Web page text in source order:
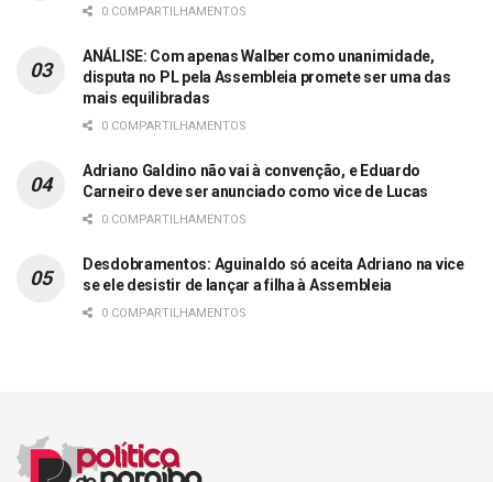
0 COMPARTILHAMENTOS
ANÁLISE: Com apenas Walber como unanimidade,
disputa no PL pela Assembleia promete ser uma das
mais equilibradas
0 COMPARTILHAMENTOS
Adriano Galdino não vai à convenção, e Eduardo
Carneiro deve ser anunciado como vice de Lucas
0 COMPARTILHAMENTOS
Desdobramentos: Aguinaldo só aceita Adriano na vice
se ele desistir de lançar a filha à Assembleia
0 COMPARTILHAMENTOS